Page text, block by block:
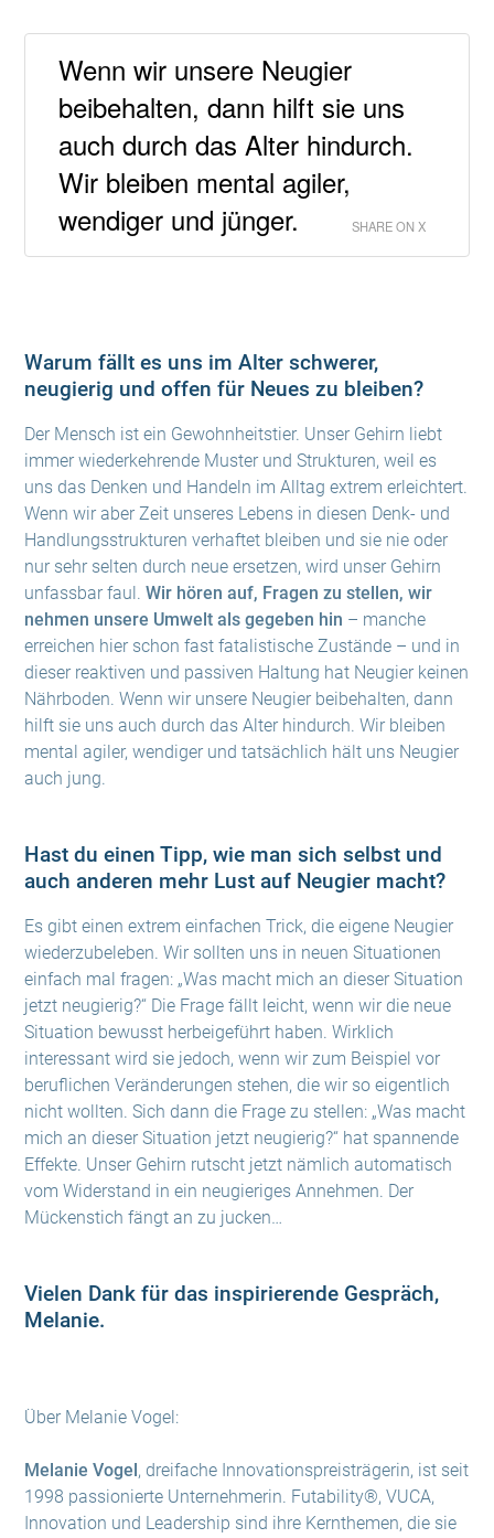
Wenn wir unsere Neugier
beibehalten, dann hilft sie uns
auch durch das Alter hindurch.
Wir bleiben mental agiler,
wendiger und jünger.
SHARE ON X
Warum fällt es uns im Alter schwerer,
neugierig und offen für Neues zu bleiben?
Der Mensch ist ein Gewohnheitstier. Unser Gehirn liebt
immer wiederkehrende Muster und Strukturen, weil es
uns das Denken und Handeln im Alltag extrem erleichtert.
Wenn wir aber Zeit unseres Lebens in diesen Denk- und
Handlungsstrukturen verhaftet bleiben und sie nie oder
nur sehr selten durch neue ersetzen, wird unser Gehirn
unfassbar faul.Wir hören auf, Fragen zu stellen, wir
nehmen unsere Umwelt als gegeben hin – manche
erreichen hier schon fast fatalistische Zustände – und in
dieser reaktiven und passiven Haltung hat Neugier keinen
Nährboden. Wenn wir unsere Neugier beibehalten, dann
hilft sie uns auch durch das Alter hindurch. Wir bleiben
mental agiler, wendiger und tatsächlich hält uns Neugier
auch jung.
Hast du einen Tipp, wie man sich selbst und
auch anderen mehr Lust auf Neugier macht?
Es gibt einen extrem einfachen Trick, die eigene Neugier
wiederzubeleben. Wir sollten uns in neuen Situationen
einfach mal fragen: „Was macht mich an dieser Situation
jetzt neugierig?“ Die Frage fällt leicht, wenn wir die neue
Situation bewusst herbeigeführt haben. Wirklich
interessant wird sie jedoch, wenn wir zum Beispiel vor
beruflichen Veränderungen stehen, die wir so eigentlich
nicht wollten. Sich dann die Frage zu stellen: „Was macht
mich an dieser Situation jetzt neugierig?“ hat spannende
Effekte. Unser Gehirn rutscht jetzt nämlich automatisch
vom Widerstand in ein neugieriges Annehmen. Der
Mückenstich fängt an zu jucken…
Vielen Dank für das inspirierende Gespräch,
Melanie.
Über Melanie Vogel:
Melanie Vogel , dreifache Innovationspreisträgerin, ist seit
1998 passionierte Unternehmerin. Futability®, VUCA,
Innovation und Leadership sind ihre Kernthemen, die sie